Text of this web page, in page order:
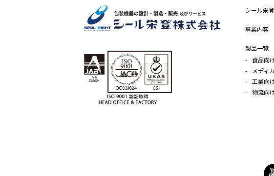
シール栄
事業内容
製品一覧
食品向
メディ
工業向
物流向